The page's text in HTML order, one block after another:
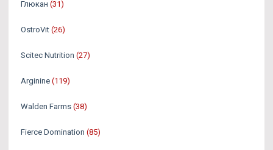
Глюкан (31)
OstroVit (26)
Scitec Nutrition (27)
Arginine (119)
Walden Farms (38)
Fierce Domination (85)